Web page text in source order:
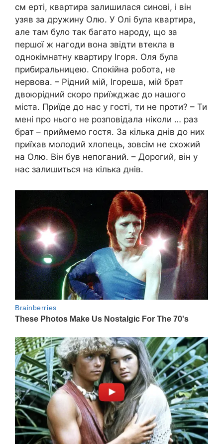
см еpті, квартира залишилася синові, і він
узяв за дружину Олю. У Олі була квартира,
але там було так багато народу, що за
першої ж нагоди вона звідти втекла в
однокімнатну квартиру Ігоря. Оля була
прибиральницею. Спокійна робота, не
нервова. – Рідний мій, Ігореша, мій брат
двоюрідний скоро приїжджає до нашого
міста. Приїде до нас у гості, ти не проти? – Ти
мені про нього не розповідала ніколи … раз
брат – приймемо гостя. За кілька днів до них
приїхав молодий хлопець, зовсім не схожий
на Олю. Він був непоганий. – Дорогий, він у
нас залишиться на кілька днів.